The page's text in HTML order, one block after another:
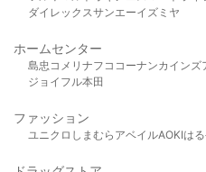
ダイレックスサンエーイズミヤ
ホームセンター
島忠 コメリ ナフコ コーナンカインズ
ジョイフル本田
ファッション
ユニクロ しまむら アベイルAOKIは